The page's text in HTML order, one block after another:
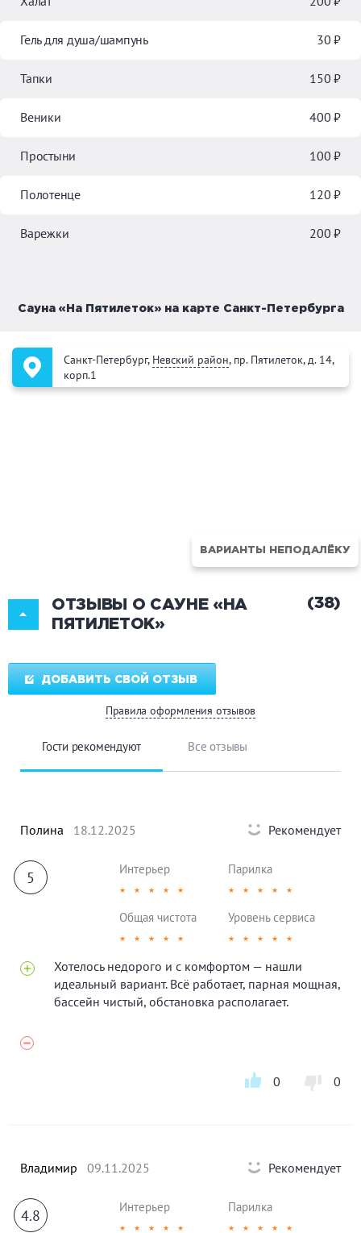
Гель для душа/шампунь 30 ₽
Тапки 150 ₽
Веники 400 ₽
Простыни 100 ₽
Полотенце 120 ₽
Варежки 200 ₽
Сауна «На Пятилеток» на карте Санкт-Петербурга
ВАРИАНТЫ НЕПОДАЛЁКУ
Санкт-Петербург, Невский район, пр. Пятилеток, д. 14,
корп.1
ОТЗЫВЫ О САУНЕ «НА
ПЯТИЛЕТОК»
(38)
ДОБАВИТЬ СВОЙ ОТЗЫВ
Правила оформления отзывов
Гости рекомендуют Все отзывы
Полина 18.12.2025 Рекомендует
5 Интерьер
★ ★ ★ ★ ★
Парилка
★ ★ ★ ★ ★
Общая чистота
★ ★ ★ ★ ★
Уровень сервиса
★ ★ ★ ★ ★
Хотелось недорого и с комфортом — нашли
идеальный вариант. Всё работает, парная мощная,
бассейн чистый, обстановка располагает.
0 0
Владимир 09.11.2025 Рекомендует
4.8 Интерьер
★ ★ ★ ★ ★
Парилка
★ ★ ★ ★ ★